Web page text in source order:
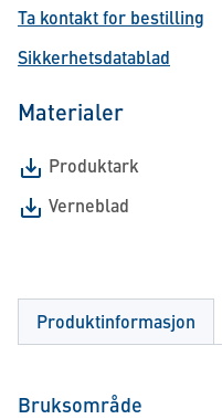
Ta kontakt for bestilling
Sikkerhetsdatablad
Materialer
Produktark
Verneblad
Produktinformasjon
Bruksområde